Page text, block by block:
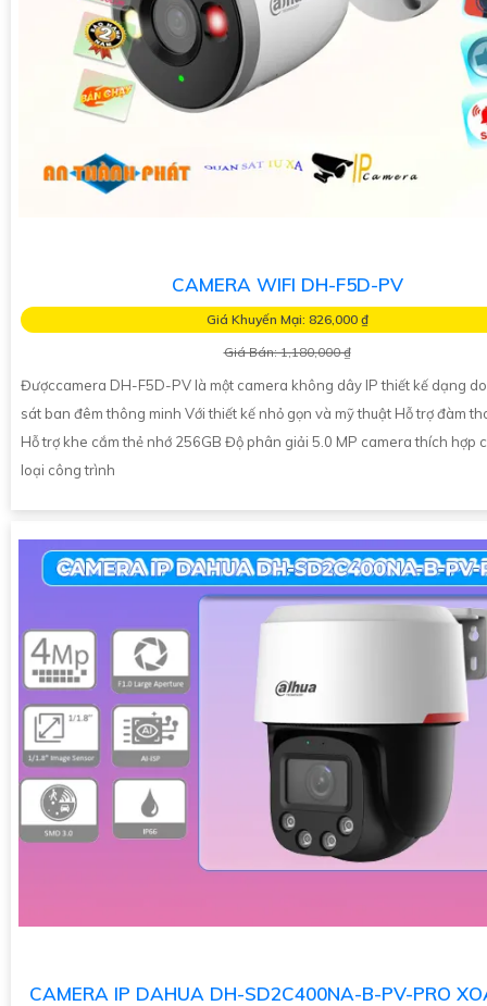
CAMERA WIFI DH-F5D-PV
Giá Khuyến Mại: 826,000 ₫
Giá Bán: 1,180,000 ₫
Đượccamera DH-F5D-PV là một camera không dây IP thiết kế dạng
sát ban đêm thông minh Với thiết kế nhỏ gọn và mỹ thuật Hỗ trợ đàm
Hỗ trợ khe cắm thẻ nhớ 256GB Độ phân giải 5.0 MP camera thích hợp
loại công trình
CAMERA IP DAHUA DH-SD2C400NA-B-PV-PRO